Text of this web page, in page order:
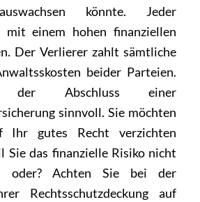
könnte. Jeder
einem hohen finanziellen
Der Verlierer zahlt sämtliche
beider Parteien.
Abschluss einer
sinnvoll. Sie möchten
Ihr gutes Recht verzichten
Sie das finanzielle Risiko nicht
oder? Achten Sie bei der
Rechtsschutzdeckung auf